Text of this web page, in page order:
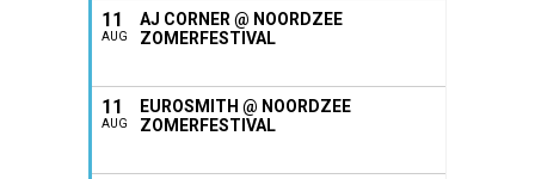
11
AUG
AJ CORNER @ NOORDZEE
ZOMERFESTIVAL
11
AUG
EUROSMITH @ NOORDZEE
ZOMERFESTIVAL